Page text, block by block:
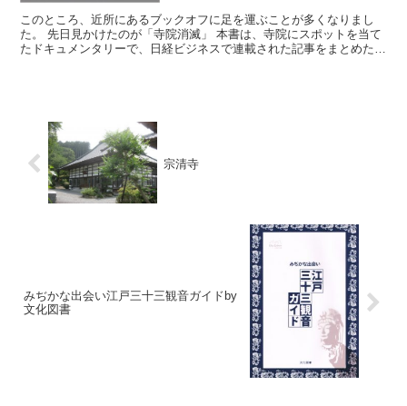
このところ、近所にあるブックオフに足を運ぶことが多くなりまし
た。 先日見かけたのが「寺院消滅」 本書は、寺院にスポットを当て
たドキュメンタリーで、日経ビジネスで連載された記事をまとめた書
宗清寺
みぢかな出会い江戸三十三観音ガイドby
文化図書